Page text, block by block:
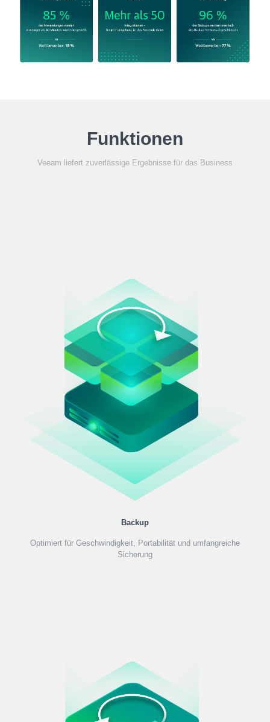
Funktionen
Veeam liefert zuverlässige Ergebnisse für das Business
Backup
Optimiert für Geschwindigkeit, Portabilität und umfangreiche
Sicherung